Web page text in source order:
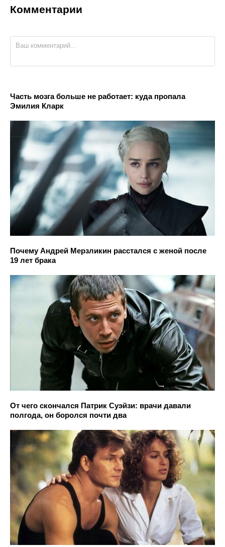
Комментарии
Часть мозга больше не работает: куда пропала
Эмилия Кларк
Почему Андрей Мерзликин расстался с женой после
19 лет брака
От чего скончался Патрик Суэйзи: врачи давали
полгода, он боролся почти два